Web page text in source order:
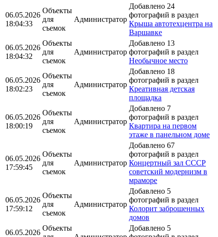
06.05.2026
18:04:33
Объекты
для
съемок
Администратор
Добавлено 24
фотографий в раздел
Крыша автотехцентра на
Варшавке
06.05.2026
18:04:32
Объекты
для
съемок
Администратор
Добавлено 13
фотографий в раздел
Необычное место
06.05.2026
18:02:23
Объекты
для
съемок
Администратор
Добавлено 18
фотографий в раздел
Креативная детская
площадка
06.05.2026
18:00:19
Объекты
для
съемок
Администратор
Добавлено 7
фотографий в раздел
Квартира на первом
этаже в панельном доме
06.05.2026
17:59:45
Объекты
для
съемок
Администратор
Добавлено 67
фотографий в раздел
Концертный зал СССР
советский модернизм в
мраморе
06.05.2026
17:59:12
Объекты
для
съемок
Администратор
Добавлено 5
фотографий в раздел
Колорит заброшенных
домов
06.05.2026
Объекты
Добавлено 5